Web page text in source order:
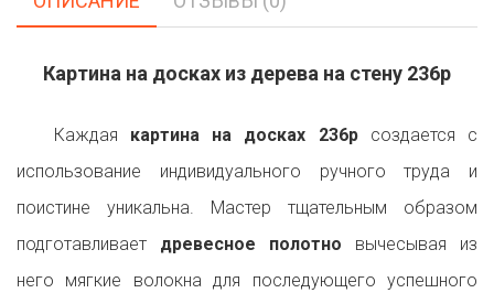
Картина на досках из дерева на стену 236p
Каждая картина на досках 236pсоздается с
использование индивидуального ручного труда и
поистине уникальна. Мастер тщательным образом
подготавливает древесное полотно вычесывая из
него мягкие волокна для последующего успешного